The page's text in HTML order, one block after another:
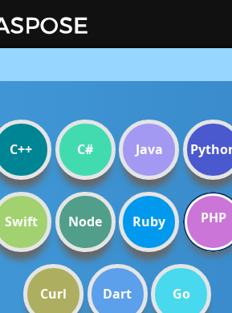
Java
C#
C++
PHP
Ruby
Node
Swift
Go
Dart
Curl